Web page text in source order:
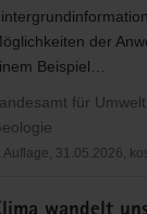
der
Beispiel…
für
Auflage, 31.05.2026,